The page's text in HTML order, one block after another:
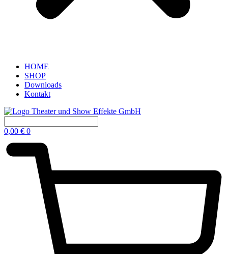
HOME
SHOP
Downloads
Kontakt
0,00 € 0